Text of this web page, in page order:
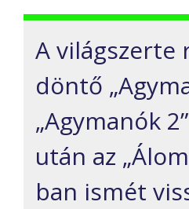
A világszerte
döntő
„Agymanók
után az
ban ismét